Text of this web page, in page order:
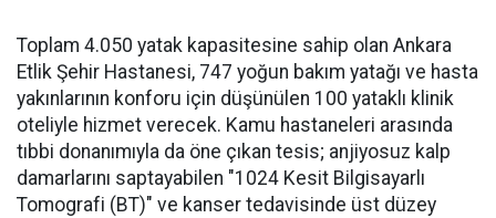
Toplam 4.050 yatak kapasitesine sahip olan Ankara
Etlik Şehir Hastanesi, 747 yoğun bakım yatağı ve hasta
yakınlarının konforu için düşünülen 100 yataklı klinik
oteliyle hizmet verecek. Kamu hastaneleri arasında
tıbbi donanımıyla da öne çıkan tesis; anjiyosuz kalp
damarlarını saptayabilen "1024 Kesit Bilgisayarlı
Tomografi (BT)" ve kanser tedavisinde üst düzey